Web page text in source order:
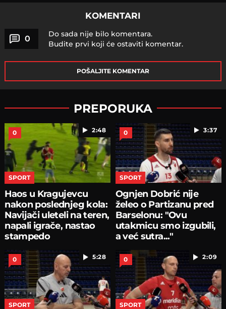
KOMENTARI
0
Do sada nije bilo komentara.
Budite prvi koji će ostaviti komentar.
POŠALJITE KOMENTAR
PREPORUKA
2:48
0
SPORT
Haos u Kragujevcu
nakon poslednjeg kola:
Navijači uleteli na teren,
napali igrače, nastao
stampedo
3:37
0
SPORT
Ognjen Dobrić nije
želeo o Partizanu pred
Barselonu: "Ovu
utakmicu smo izgubili,
a već sutra..."
5:28
0
SPORT
2:09
0
SPORT